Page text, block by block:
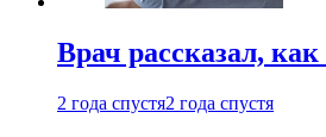
Врач рассказал,
2 года спустя2 года спустя